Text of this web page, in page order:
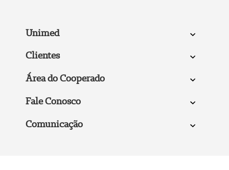
Unimed
Clientes
Área do Cooperado
Fale Conosco
Comunicação